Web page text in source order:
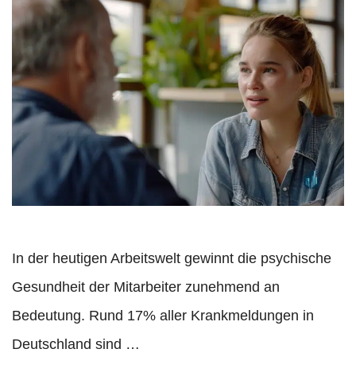
In der heutigen Arbeitswelt gewinnt die psychische
Gesundheit der Mitarbeiter zunehmend an
Bedeutung. Rund 17% aller Krankmeldungen in
Deutschland sind …